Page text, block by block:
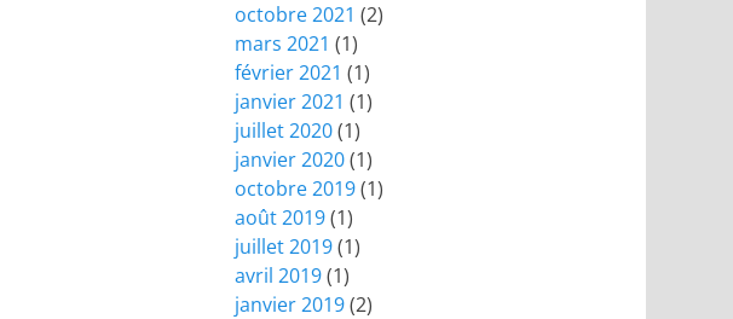
octobre 2021 (2)
mars 2021 (1)
février 2021 (1)
janvier 2021 (1)
juillet 2020(1)
janvier 2020(1)
octobre 2019(1)
août 2019(1)
juillet 2019(1)
avril 2019(1)
janvier 2019(2)